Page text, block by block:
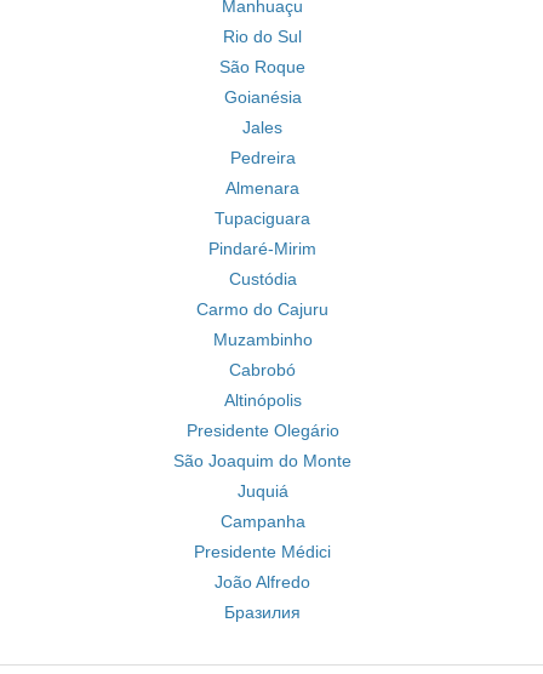
Manhuaçu
Rio do Sul
São Roque
Goianésia
Jales
Pedreira
Almenara
Tupaciguara
Pindaré-Mirim
Custódia
Carmo do Cajuru
Muzambinho
Cabrobó
Altinópolis
Presidente Olegário
São Joaquim do Monte
Juquiá
Campanha
Presidente Médici
João Alfredo
Бразилия